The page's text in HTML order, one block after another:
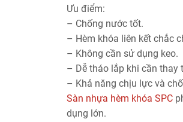
Ưu điểm:
– Chống nước tốt.
– Hèm khóa liên kết chắc
– Không cần sử dụng keo.
– Dễ tháo lắp khi cần thay
– Khả năng chịu lực và
Sàn nhựa hèm khóa SPC
dụng lớn.